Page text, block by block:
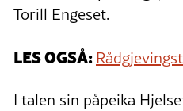
Torill Engeset.
LES OGSÅ:
I talen sin påpeika